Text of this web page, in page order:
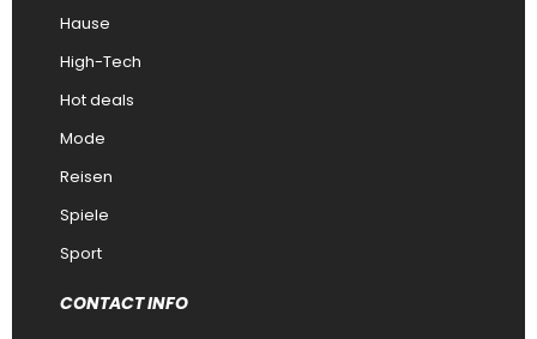
Hause
High-Tech
Hot deals
Mode
Reisen
Spiele
Sport
CONTACT INFO